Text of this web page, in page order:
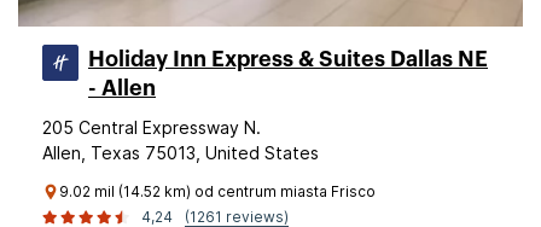
Holiday Inn Express & Suites Dallas NE
- Allen
205 Central Expressway N.
Allen, Texas 75013, United States
9.02 mil (14.52 km) od centrum miasta Frisco
4,24
(1261 reviews)